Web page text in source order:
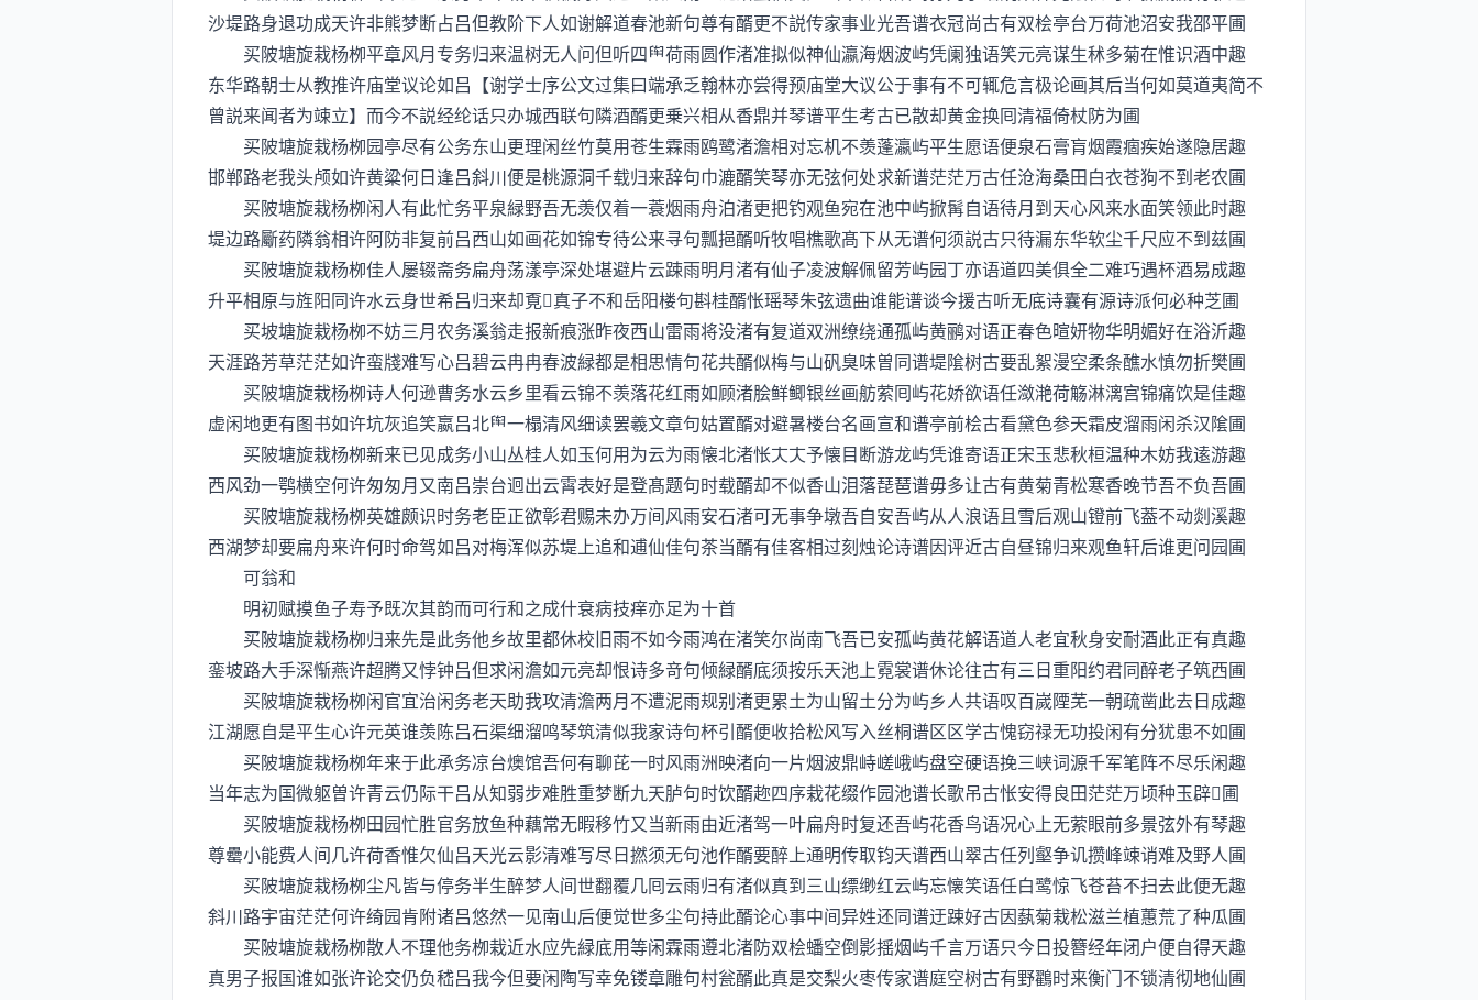
沙堤路身退功成天许非熊梦断占吕但教阶下人如谢解道春池新句尊有醑更不説传家事业光吾谱衣冠尚古有双桧亭台万荷池沼安我邵平圃
买陂塘旋栽杨栁平章风月专务归来温树无人问但听四荷雨圆作渚准拟似神仙瀛海烟波屿凭阑独语笑元亮谋生秫多菊在惟识酒中趣
东华路朝士从教推许庙堂议论如吕【谢学士序公文过集曰端承乏翰林亦尝得预庙堂大议公于事有不可辄危言极论画其后当何如莫道夷简不
曾説来闻者为竦立】而今不説经纶话只办城西联句隣酒醑更乗兴相从香鼎并琴谱平生考古已散却黄金换囘清福倚杖防为圃
买陂塘旋栽杨栁园亭尽有公务东山更理闲丝竹莫用苍生霖雨鸥鹭渚澹相对忘机不羡蓬瀛屿平生愿语便泉石膏肓烟霞痼疾始遂隐居趣
邯郸路老我头颅如许黄粱何日逢吕斜川便是桃源洞千载归来辞句巾漉醑笑琴亦无弦何处求新谱茫茫万古任沧海桑田白衣苍狗不到老农圃
买陂塘旋栽杨栁闲人有此忙务平泉緑野吾无羡仅着一蓑烟雨舟泊渚更把钓观鱼宛在池中屿掀髯自语待月到天心风来水面笑领此时趣
堤边路斸药隣翁相许阿防非复前吕西山如画花如锦专待公来寻句瓢挹醑听牧唱樵歌髙下从无谱何须説古只待漏东华软尘千尺应不到兹圃
买陂塘旋栽杨栁佳人屡辍斋务扁舟荡漾亭深处堪避片云踈雨明月渚有仙子凌波解佩留芳屿园丁亦语道四美俱全二难巧遇杯酒易成趣
升平相原与旌阳同许水云身世希吕归来却覔真子不和岳阳楼句斟桂醑怅瑶琴朱弦遗曲谁能谱谈今援古听无底诗囊有源诗派何必种芝圃
买坡塘旋栽杨栁不妨三月农务溪翁走报新痕涨昨夜西山雷雨将没渚有复道双洲缭绕通孤屿黄鹂对语正春色暄妍物华明媚好在浴沂趣
天涯路芳草茫茫如许蛮牋难写心吕碧云冉冉春波緑都是相思情句花共醑似梅与山矾臭味曽同谱堤隂树古要乱絮漫空柔条醮水慎勿折樊圃
买陂塘旋栽杨栁诗人何逊曹务水云乡里看云锦不羡落花红雨如顾渚脍鲜鲫银丝画舫萦囘屿花娇欲语任潋滟荷觞淋漓宫锦痛饮是佳趣
虚闲地更有图书如许坑灰追笑嬴吕北一榻清风细读罢羲文章句姑置醑对避暑楼台名画宣和谱亭前桧古看黛色参天霜皮溜雨闲杀汉隂圃
买陂塘旋栽杨栁新来已见成务小山丛桂人如玉何用为云为雨懐北渚怅予懐目断游龙屿凭谁寄语正宋玉悲秋桓温种木妨我逺游趣
西风劲一鹗横空何许匆匆月又南吕崇台迥出云霄表好是登髙题句时载醑却不似香山泪落琵琶谱毋多让古有黄菊青松寒香晚节吾不负吾圃
买陂塘旋栽杨栁英雄颇识时务老臣正欲彰君赐未办万间风雨安石渚可无事争墩吾自安吾屿从人浪语且雪后观山镫前飞葢不动剡溪趣
西湖梦却要扁舟来许何时命驾如吕对梅浑似苏堤上追和逋仙佳句茶当醑有佳客相过刻烛论诗谱因评近古自昼锦归来观鱼轩后谁更问园圃
可翁和
明初赋摸鱼子寿予既次其韵而可行和之成什衰病技痒亦足为十首
买陂塘旋栽杨栁归来先是此务他乡故里都休校旧雨不如今雨鸿在渚笑尔尚南飞吾已安孤屿黄花解语道人老宜秋身安耐酒此正有真趣
銮坡路大手深惭燕许超腾又悖钟吕但求闲澹如元亮却恨诗多竒句倾緑醑底须按乐天池上霓裳谱休论往古有三日重阳约君同醉老子筑西圃
买陂塘旋栽杨栁闲官宜治闲务老天助我攻清澹两月不遭泥雨规别渚更累土为山留土分为屿乡人共语叹百嵗陻芜一朝疏凿此去日成趣
江湖愿自是平生心许元英谁羡陈吕石渠细溜鸣琴筑清似我家诗句杯引醑便收拾松风写入丝桐谱区区学古愧窃禄无功投闲有分犹患不如圃
买陂塘旋栽杨栁年来于此承务凉台燠馆吾何有聊芘一时风雨洲映渚向一片烟波鼎峙嵯峨屿盘空硬语挽三峡词源千军笔阵不尽乐闲趣
当年志为国微躯曽许青云仍际干吕从知弱步难胜重梦断九天胪句时饮醑趂四序栽花缀作园池谱长歌吊古怅安得良田茫茫万顷种玉辟圃
买陂塘旋栽杨栁田园忙胜官务放鱼种藕常无暇移竹又当新雨由近渚驾一叶扁舟时复还吾屿花香鸟语况心上无萦眼前多景弦外有琴趣
尊罍小能费人间几许荷香惟欠仙吕天光云影清难写尽日撚须无句池作醑要醉上通明传取钧天谱西山翠古任列壑争讥攒峰竦诮难及野人圃
买陂塘旋栽杨栁尘凡皆与停务半生醉梦人间世翻覆几囘云雨归有渚似真到三山缥缈红云屿忘懐笑语任白鹭惊飞苍苔不扫去此便无趣
斜川路宇宙茫茫何许绮园肯附诸吕悠然一见南山后便觉世多尘句持此醑论心事中间异姓还同谱迂踈好古因蓺菊栽松滋兰植蕙荒了种瓜圃
买陂塘旋栽杨栁散人不理他务栁栽近水应先緑底用等闲霖雨遵北渚防双桧蟠空倒影揺烟屿千言万语只今日投簪经年闭户便自得天趣
真男子报国谁如张许论交仍负嵇吕我今但要闲陶写幸免镂章雕句村瓮醑此真是交梨火枣传家谱庭空树古有野鸐时来衡门不锁清彻地仙圃